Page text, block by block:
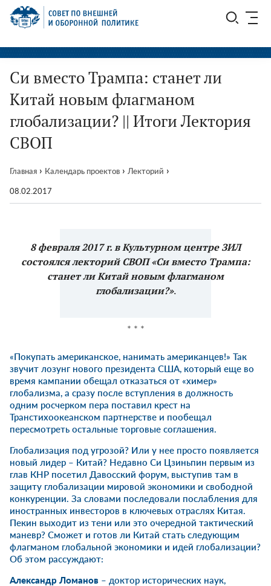
Перейти
СВОП
Си вместо Трампа: станет ли
Китай новым флагманом
глобализации? || Итоги Лектория
СВОП
Главная › Календарь проектов › Лекторий ›
08.02.2017
8 февраля 2017 г. в Культурном центре ЗИЛ
состоялся лекторий СВОП «Си вместо Трампа:
станет ли Китай новым флагманом
глобализации?».
* * *
«Покупать американское, нанимать американцев!» Так
звучит лозунг нового президента США, который еще во
время кампании обещал отказаться от «химер»
глобализма, а сразу после вступления в должность
одним росчерком пера поставил крест на
Транстихоокеанском партнерстве и пообещал
пересмотреть остальные торговые соглашения.
Глобализация под угрозой? Или у нее просто появляется
новый лидер – Китай? Недавно Си Цзиньпин первым из
глав КНР посетил Давосский форум, выступив там в
защиту глобализации мировой экономики и свободной
конкуренции. За словами последовали послабления для
иностранных инвесторов в ключевых отраслях Китая.
Пекин выходит из тени или это очередной тактический
маневр? Сможет и готов ли Китай стать следующим
флагманом глобальной экономики и идей глобализации?
Об этом рассуждают:
Александр Ломанов – доктор исторических наук,